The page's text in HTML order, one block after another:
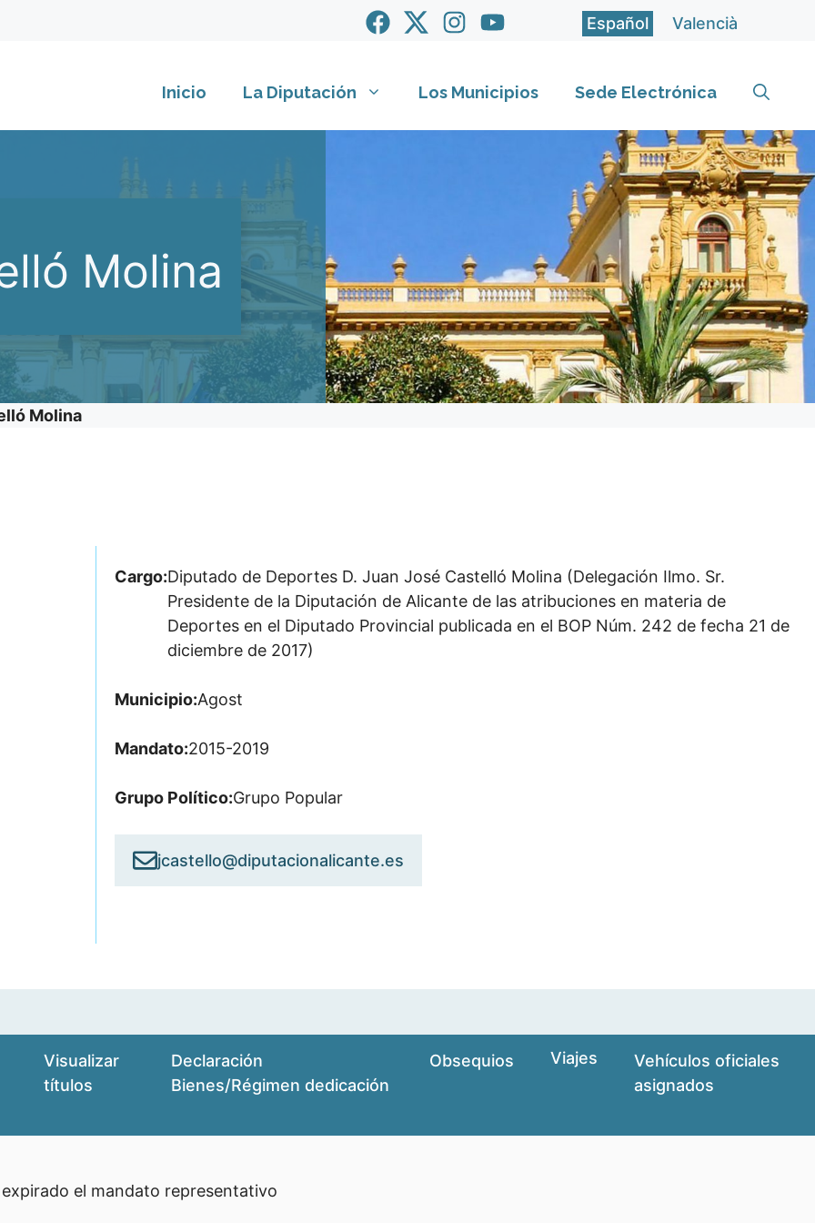
Español Valencià
Inicio La Diputación Los Municipios Sede Electrónica
Molina
Molina
Cargo:Diputado de Deportes D. Juan José Castelló Molina (Delegación Ilmo. Sr.
Presidente de la Diputación de Alicante de las atribuciones en materia de
Deportes en el Diputado Provincial publicada en el BOP Núm. 242 de fecha 21 de
diciembre de 2017)
Municipio:Agost
Mandato:2015-2019
Grupo Político:Grupo Popular
jcastello@diputacionalicante.es
Visualizar
títulos
Declaración
Bienes/Régimen dedicación
Obsequios Viajes
Vehículos oficiales
asignados
el mandato representativo